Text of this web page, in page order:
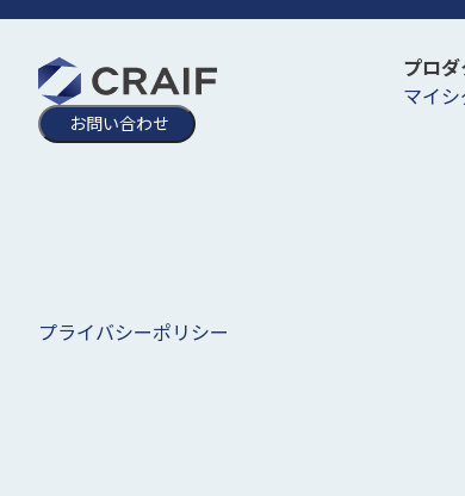
お問い合わせ
プライバシーポリシー
プロダ
マイ